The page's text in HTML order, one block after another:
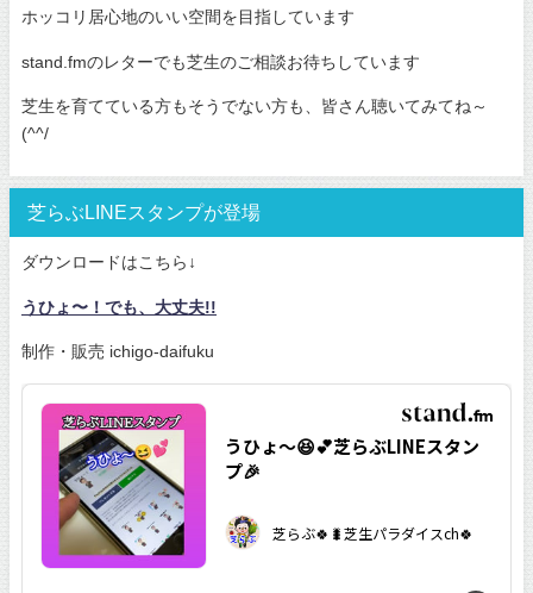
ホッコリ居心地のいい空間を目指しています
stand.fmのレターでも芝生のご相談お待ちしています
芝生を育てている方もそうでない方も、皆さん聴いてみてね～
(^^/
芝らぶLINEスタンプが登場
ダウンロードはこちら↓
うひょ〜！でも、大丈夫!!
制作・販売 ichigo-daifuku